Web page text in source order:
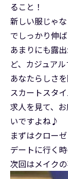
ること！
新しい服じゃ
でしっかり伸
あまりにも露
ど、カジュア
あなたらしさ
スカートスタ
求人を見て、
いですよね♪
まずはクロー
デートに行く
次回はメイク